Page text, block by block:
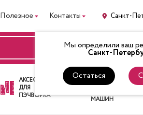
Полезное Контакты Санкт-
Мы определили ваш
Санкт-
Остаться
ВХОД
АКСЕССУАРЫ
ДЛЯ
ПЭЧВОРКА
ЛАПКИ
ДЛЯ
МАШИН